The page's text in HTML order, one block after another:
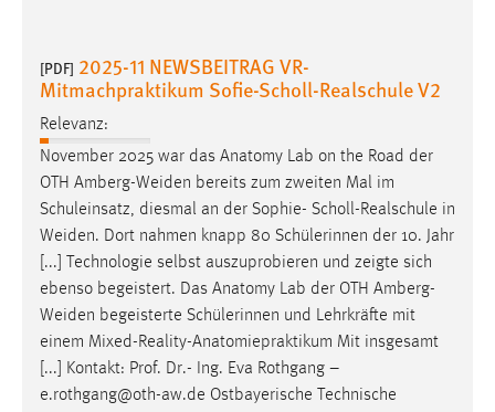
[PDF] 2025-11 NEWSBEITRAG VR-
Mitmachpraktikum Sofie-Scholl-Realschule V2
Relevanz:
November 2025 war das Anatomy Lab on the Road der
OTH Amberg-Weiden bereits zum zweiten Mal im
Schuleinsatz, diesmal an der Sophie- Scholl-Realschule in
Weiden. Dort nahmen knapp 80 Schülerinnen der 10. Jahr
[...] Technologie selbst auszuprobieren und zeigte sich
ebenso begeistert. Das Anatomy Lab der OTH Amberg-
Weiden begeisterte Schülerinnen und Lehrkräfte mit
einem Mixed-Reality-Anatomiepraktikum Mit insgesamt
[...] Kontakt: Prof. Dr.- Ing. Eva Rothgang –
e.rothgang@oth-aw.de Ostbayerische Technische
Plattformen anzeigen zu können, werden von diesen
externen Medien Cookies gesetzt.
YouTube
Vimeo